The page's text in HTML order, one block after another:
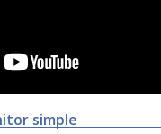
simple